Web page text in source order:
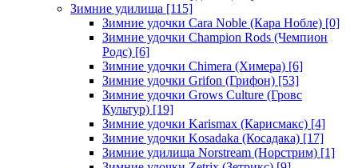
Зимние удилища [115]
Зимние удочки Cara Noble (Кара Нобле) [0]
Зимние удочки Champion Rods (Чемпион
Родс) [6]
Зимние удочки Chimera (Химера) [6]
Зимние удочки Grifon (Грифон) [53]
Зимние удочки Grows Culture (Гровс
Культур) [19]
Зимние удочки Karismax (Карисмакс) [4]
Зимние удочки Kosadaka (Косадака) [17]
Зимние удилища Norstream (Норстрим) [1]